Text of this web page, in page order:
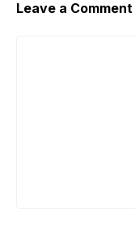
Leave a Comment